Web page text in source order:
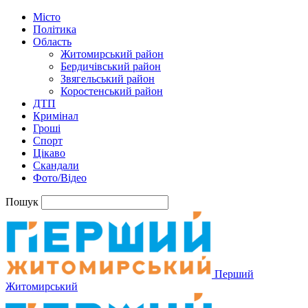
Місто
Політика
Область
Житомирський район
Бердичівський район
Звягельський район
Коростенський район
ДТП
Кримінал
Гроші
Спорт
Цікаво
Скандали
Фото/Відео
Пошук
Перший
Житомирський